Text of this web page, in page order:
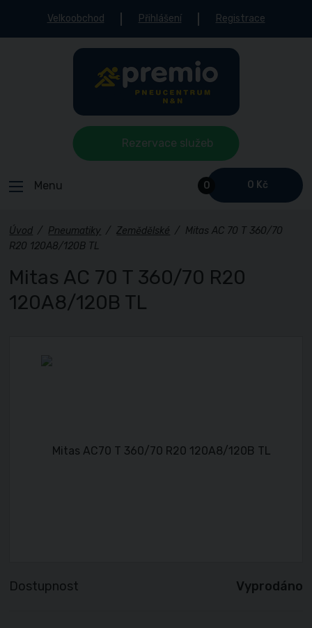
Velkoobchod Přihlášení Registrace
0 0 Kč
Menu
Rezervace služeb
Úvod / Pneumatiky / Zemědělské / Mitas AC 70 T 360/70
R20 120A8/120B TL
Mitas AC 70 T 360/70 R20
120A8/120B TL
Dostupnost Vyprodáno